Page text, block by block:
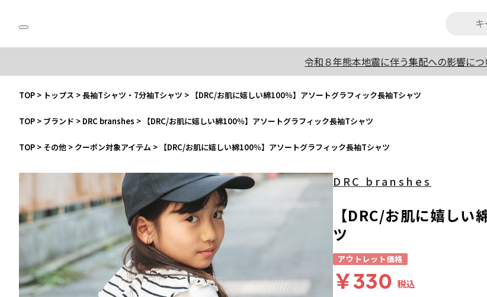
令和８年熊本地震に伴う集配への影響につ
TOP > トップス >長袖Tシャツ・7分袖Tシャツ > 【DRC/お肌に嬉しい綿100％】アソートグラフィック長袖Tシャツ
TOP > ブランド > DRC branshes > 【DRC/お肌に嬉しい綿100％】アソートグラフィック長袖Tシャツ
TOP > その他 > クーポン対象アイテム > 【DRC/お肌に嬉しい綿100％】アソートグラフィック長袖Tシャツ
DRC branshes
【DRC/お肌に嬉し
ツ
アウトレット価格
￥330 税込